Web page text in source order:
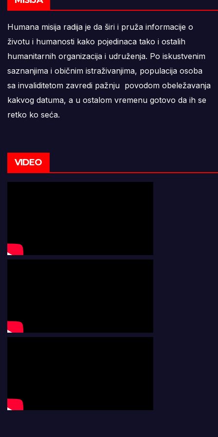
Humana misija radija je da širi i pruža informacije o
životu i humanosti kako pojedinaca tako i ostalih
humanitarnih organizacija i udruženja. Po iskustvenim
saznanjima i običnim istraživanjima, populacija osoba
sa invaliditetom zavredi pažnju povodom obeležavanja
kakvog datuma, a u ostalom vremenu gotovo da ih se
retko ko seća.
VIDEO